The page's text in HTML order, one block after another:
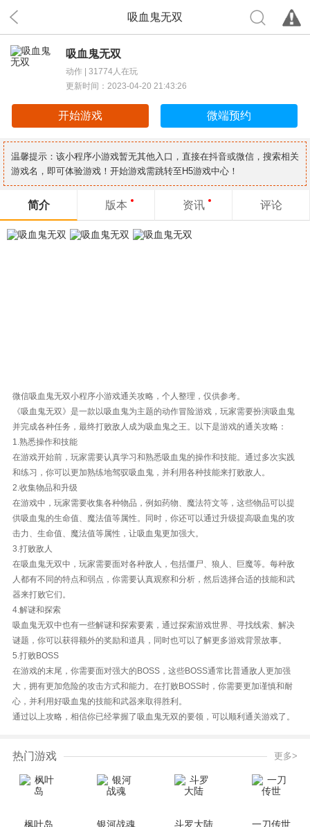
吸血鬼无双
吸血鬼无双
动作 | 31774人在玩
更新时间：2023-04-20 21:43:26
开始游戏 微端预约
温馨提示：该小程序小游戏暂无其他入口，直接在抖音或微信，搜索相关
游戏名，即可体验游戏！开始游戏需跳转至H5游戏中心！
简介 版本 资讯 评论
微信吸血鬼无双小程序小游戏通关攻略，个人整理，仅供参考。
《吸血鬼无双》是一款以吸血鬼为主题的动作冒险游戏，玩家需要扮演吸血鬼
并完成各种任务，最终打败敌人成为吸血鬼之王。以下是游戏的通关攻略：
1.熟悉操作和技能
在游戏开始前，玩家需要认真学习和熟悉吸血鬼的操作和技能。通过多次实践
和练习，你可以更加熟练地驾驭吸血鬼，并利用各种技能来打败敌人。
2.收集物品和升级
在游戏中，玩家需要收集各种物品，例如药物、魔法符文等，这些物品可以提
供吸血鬼的生命值、魔法值等属性。同时，你还可以通过升级提高吸血鬼的攻
击力、生命值、魔法值等属性，让吸血鬼更加强大。
3.打败敌人
在吸血鬼无双中，玩家需要面对各种敌人，包括僵尸、狼人、巨魔等。每种敌
人都有不同的特点和弱点，你需要认真观察和分析，然后选择合适的技能和武
器来打败它们。
4.解谜和探索
吸血鬼无双中也有一些解谜和探索要素，通过探索游戏世界、寻找线索、解决
谜题，你可以获得额外的奖励和道具，同时也可以了解更多游戏背景故事。
5.打败BOSS
在游戏的末尾，你需要面对强大的BOSS，这些BOSS通常比普通敌人更加强
大，拥有更加危险的攻击方式和能力。在打败BOSS时，你需要更加谨慎和耐
心，并利用好吸血鬼的技能和武器来取得胜利。
通过以上攻略，相信你已经掌握了吸血鬼无双的要领，可以顺利通关游戏了。
热门游戏 更多>
枫叶岛 银河战魂 斗罗大陆 一刀传世